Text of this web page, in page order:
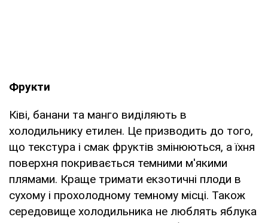
Фрукти
Ківі, банани та манго виділяють в
холодильнику етилен. Це призводить до того,
що текстура і смак фруктів змінюються, а їхня
поверхня покривається темними м'якими
плямами. Краще тримати екзотичні плоди в
сухому і прохолодному темному місці. Також
середовище холодильника не люблять яблука